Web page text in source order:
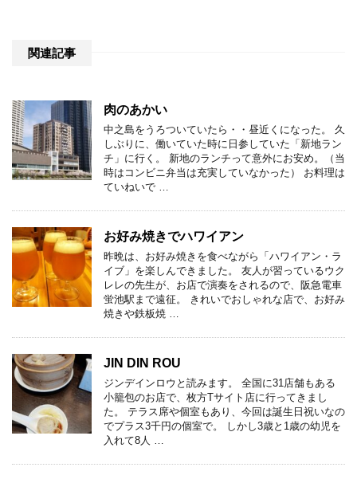
関連記事
肉のあかい
中之島をうろついていたら・・昼近くになった。 久
しぶりに、働いていた時に日参していた「新地ラン
チ」に行く。 新地のランチって意外にお安め。（当
時はコンビニ弁当は充実していなかった） お料理は
ていねいで …
お好み焼きでハワイアン
昨晩は、お好み焼きを食べながら「ハワイアン・ラ
イブ」を楽しんできました。 友人が習っているウク
レレの先生が、お店で演奏をされるので、阪急電車
蛍池駅まで遠征。 きれいでおしゃれな店で、お好み
焼きや鉄板焼 …
JIN DIN ROU
ジンデインロウと読みます。 全国に31店舗もある
小籠包のお店で、枚方Tサイト店に行ってきまし
た。 テラス席や個室もあり、今回は誕生日祝いなの
でプラス3千円の個室で。 しかし3歳と1歳の幼児を
入れて8人 …